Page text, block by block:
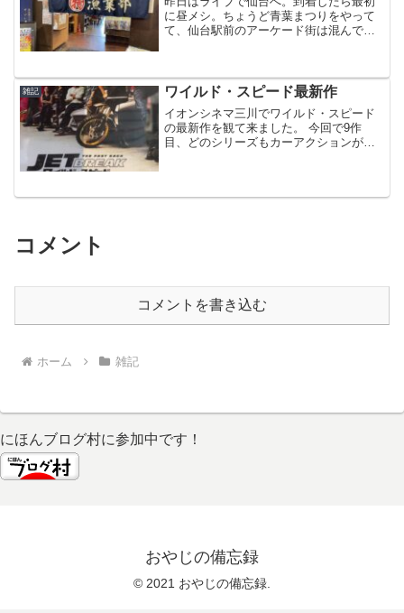
に昼メシ。ちょうど青葉まつりをやって
て、仙台駅前のアーケード街は混んでま
格 (··)お祭り価格...
雑記 ワイルド・スピード最新作
イオンシネマ三川でワイルド・スピード
の最新作を観て来ました。 今回で9作
目、どのシリーズもカーアクションが最
いいです...
コメント
コメントを書き込む
ホーム 雑記
にほんブログ村に参加中です！
おやじの備忘録
© 2021 おやじの備忘録.